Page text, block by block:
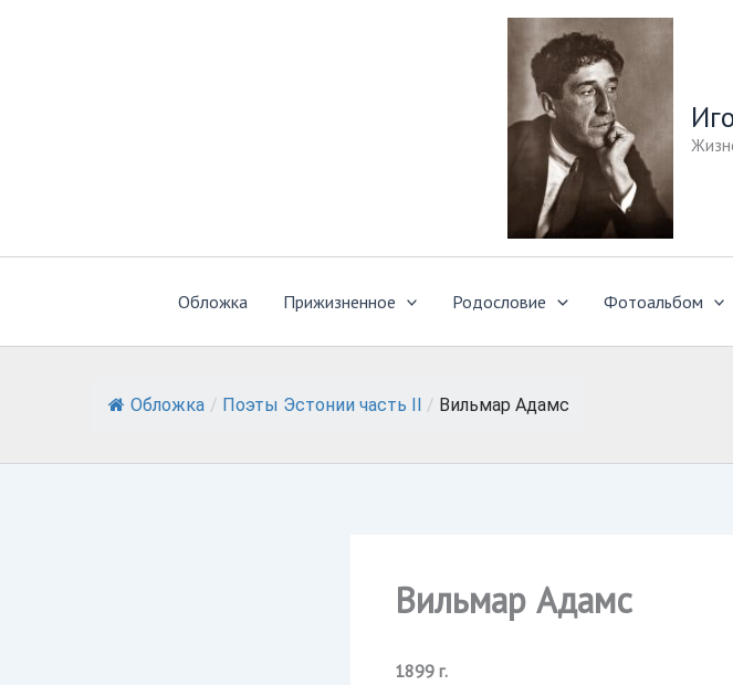
Обложка Прижизненное Родословие Фотоальбом
Обложка / Поэты Эстонии часть II / Вильмар Адамc
Вильмар Адамc
1899 г.